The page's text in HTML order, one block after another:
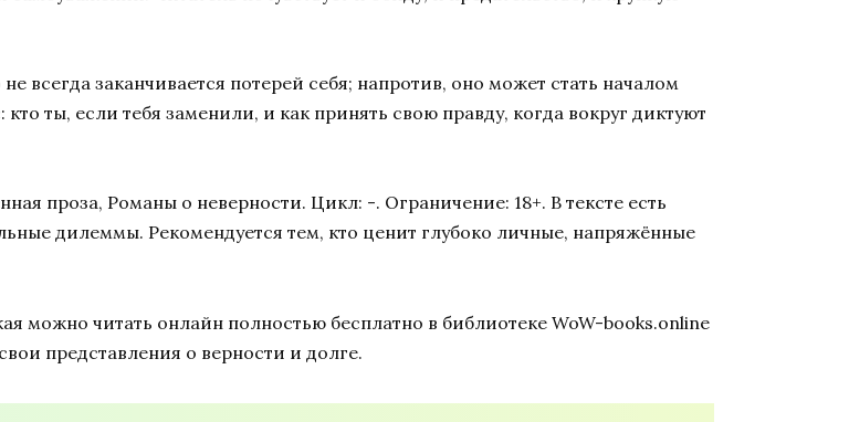
всегда заканчивается потерей себя; напротив, оно может стать началом
ты, если тебя заменили, и как принять свою правду, когда вокруг диктуют
проза, Романы о неверности. Цикл: -. Ограничение: 18+. В тексте есть
дилеммы. Рекомендуется тем, кто ценит глубоко личные, напряжённые
можно читать онлайн полностью бесплатно в библиотеке WoW-books.online
представления о верности и долге.